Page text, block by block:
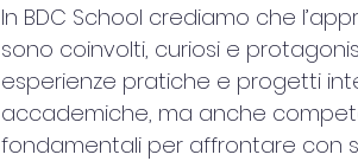
In BDC School crediamo che
sono coinvolti, curiosi e
esperienze pratiche e progetti
accademiche, ma anche
fondamentali per affrontare con